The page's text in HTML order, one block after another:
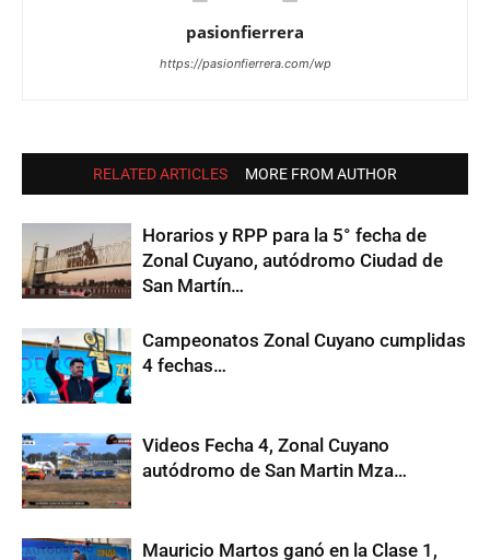
pasionfierrera
https://pasionfierrera.com/wp
RELATED ARTICLES MORE FROM AUTHOR
Horarios y RPP para la 5° fecha de
Zonal Cuyano, autódromo Ciudad de
San Martín…
Campeonatos Zonal Cuyano cumplidas
4 fechas…
Videos Fecha 4, Zonal Cuyano
autódromo de San Martin Mza…
Mauricio Martos ganó en la Clase 1,